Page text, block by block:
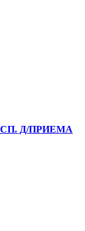
Д/ПРИЕМА